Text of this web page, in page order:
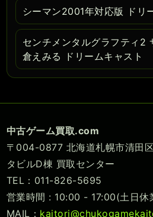
シーマン2001年対応版 ドリ
センチメンタルグラフティ2
倉えみる ドリームキャスト
中古ゲーム買取.com
〒004-0877 北海道札幌市清田
タビルD棟 買取センター
TEL：011-826-5695
営業時間 : 10:00 - 17:00(土日休
MAIL：